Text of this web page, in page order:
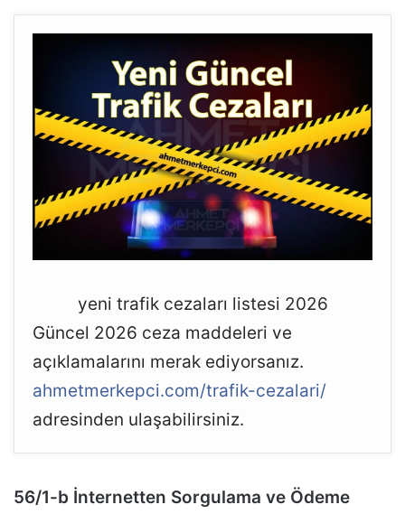
yeni trafik cezaları listesi 2026
Güncel 2026 ceza maddeleri ve
açıklamalarını merak ediyorsanız.
ahmetmerkepci.com/trafik-cezalari/
adresinden ulaşabilirsiniz.
56/1-b İnternetten Sorgulama ve Ödeme